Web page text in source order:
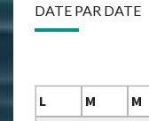
DATE PAR DATE
L
M M